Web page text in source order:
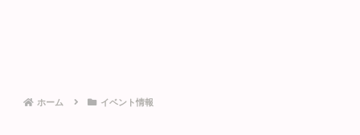
ホーム イベント情報